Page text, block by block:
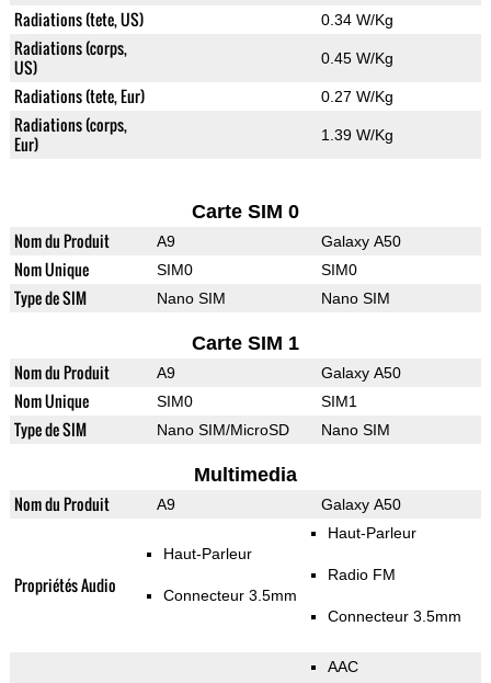
Radiations (tete, US) 0.34 W/Kg
Radiations (corps,
US)
0.45 W/Kg
Radiations (tete, Eur) 0.27 W/Kg
Radiations (corps,
Eur)
1.39 W/Kg
Carte SIM 0
Nom du Produit A9 Galaxy A50
Nom Unique SIM0 SIM0
Type de SIM Nano SIM Nano SIM
Carte SIM 1
Nom du Produit A9 Galaxy A50
Nom Unique SIM0 SIM1
Type de SIM Nano SIM/MicroSD Nano SIM
Multimedia
Nom du Produit A9 Galaxy A50
Propriétés Audio
Haut-Parleur
Connecteur 3.5mm
Haut-Parleur
Radio FM
Connecteur 3.5mm
AAC